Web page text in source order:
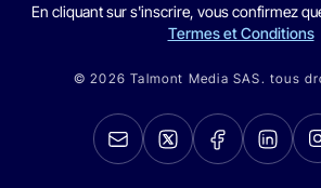
En cliquant sur s'inscrire, vous confirmez
Termes et Conditions
© 2026 Talmont Media SAS. tous